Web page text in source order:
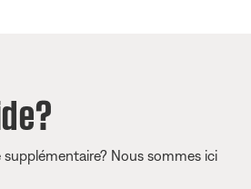
supplémentaire? Nous sommes ici